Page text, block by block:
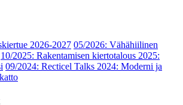
2026-2027 05/2026: Vähähiilinen
10/2025: Rakentamisen kiertotalous 2025:
09/2024: Recticel Talks 2024: Moderni ja